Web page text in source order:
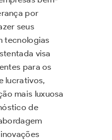
por
seus
tecnologias
visa
para os
lucrativos,
mais luxuosa
de